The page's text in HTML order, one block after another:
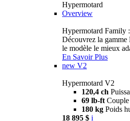
Hypermotard
Overview
Hypermotard Family
Découvrez la gamme
le modèle le mieux
En Savoir Plus
new V2
Hypermotard V2
120,4 ch
69 lb-ft Couple
180 kg Poids
18 895 $ i